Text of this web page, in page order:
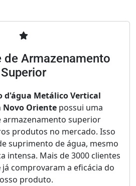
de Armazenamento
Superior
d'água Metálico Vertical
Oriente possui uma
armazenamento superior
produtos no mercado. Isso
suprimento de água, mesmo
intensa. Mais de 3000 clientes
já comprovaram a eficácia do
produto.